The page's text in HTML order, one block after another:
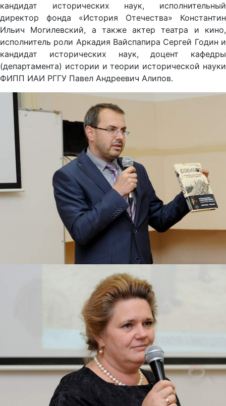
кандидат исторических наук, исполнительный
директор фонда «История Отечества» Константин
Ильич Могилевский, а также актер театра и кино,
исполнитель роли Аркадия Вайспапира Сергей Годин и
кандидат исторических наук, доцент кафедры
(департамента) истории и теории исторической науки
ФИПП ИАИ РГГУ Павел Андреевич Алипов.